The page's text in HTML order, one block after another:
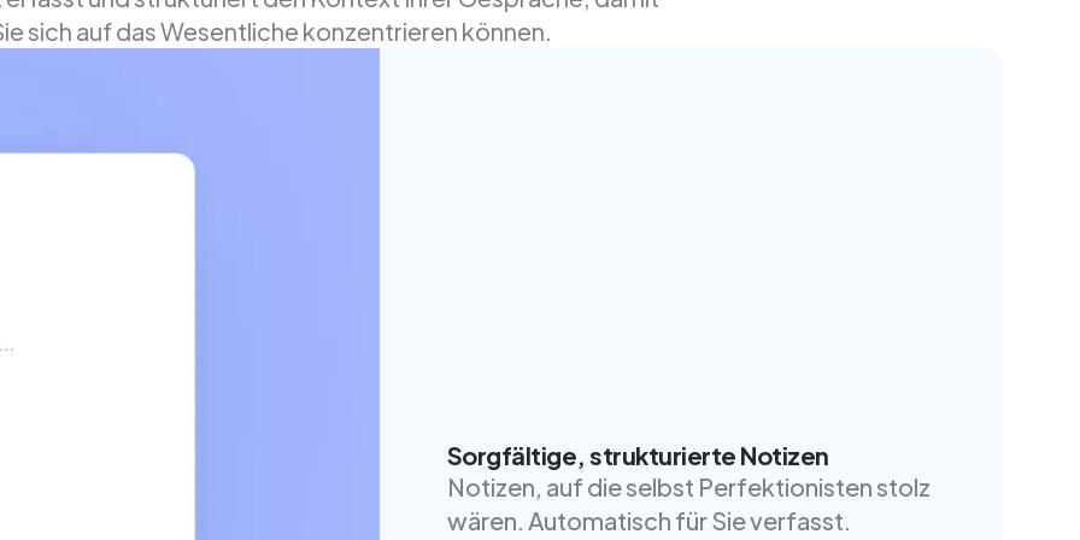
sich auf das Wesentliche konzentrieren können.
Sorgfältige, strukturierte Notizen
Notizen, auf die selbst Perfektionisten stolz
wären. Automatisch für Sie verfasst.